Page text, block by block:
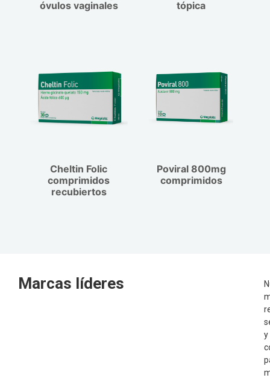
óvulos vaginales
tópica
Cheltin Folic
comprimidos
recubiertos
Poviral 800mg
comprimidos
Marcas líderes
y